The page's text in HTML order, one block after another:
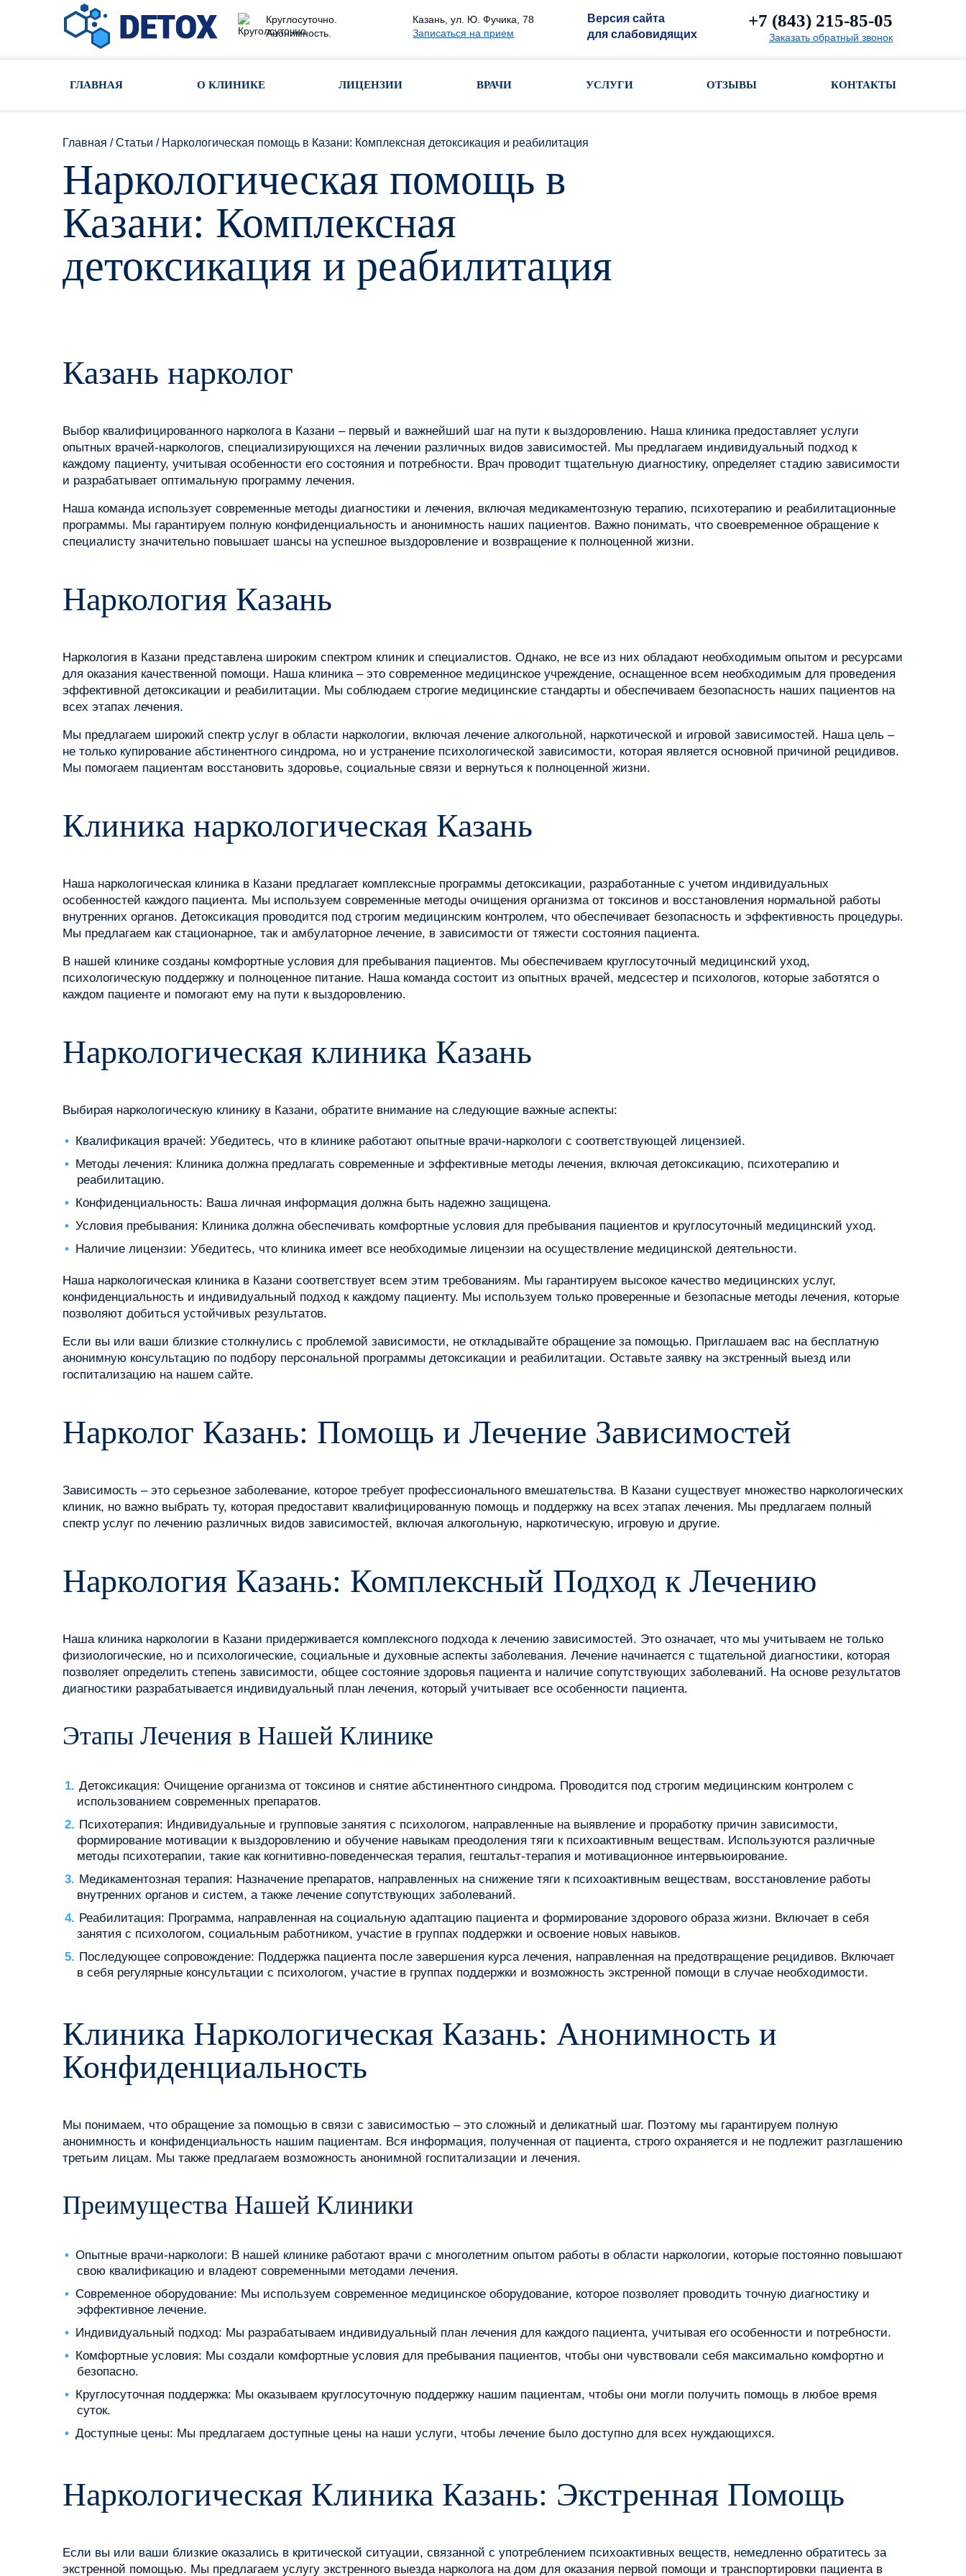
Круглосуточно.
Анонимность.
Казань, ул. Ю. Фучика, 78
Записаться на прием
Версия сайта
для слабовидящих
+7 (843) 215-85-05
Заказать обратный звонок
ГЛАВНАЯ О КЛИНИКЕ ЛИЦЕНЗИИ ВРАЧИ УСЛУГИ ОТЗЫВЫ КОНТАКТЫ
Главная /Статьи / Наркологическая помощь в Казани: Комплексная детоксикация и реабилитация
Наркологическая помощь в
Казани: Комплексная
детоксикация и реабилитация
Казань нарколог
Выбор квалифицированного нарколога в Казани – первый и важнейший шаг на пути к выздоровлению. Наша клиника предоставляет услуги
опытных врачей-наркологов, специализирующихся на лечении различных видов зависимостей. Мы предлагаем индивидуальный подход к
каждому пациенту, учитывая особенности его состояния и потребности. Врач проводит тщательную диагностику, определяет стадию зависимости
и разрабатывает оптимальную программу лечения.
Наша команда использует современные методы диагностики и лечения, включая медикаментозную терапию, психотерапию и реабилитационные
программы. Мы гарантируем полную конфиденциальность и анонимность наших пациентов. Важно понимать, что своевременное обращение к
специалисту значительно повышает шансы на успешное выздоровление и возвращение к полноценной жизни.
Наркология Казань
Наркология в Казани представлена широким спектром клиник и специалистов. Однако, не все из них обладают необходимым опытом и ресурсами
для оказания качественной помощи. Наша клиника – это современное медицинское учреждение, оснащенное всем необходимым для проведения
эффективной детоксикации и реабилитации. Мы соблюдаем строгие медицинские стандарты и обеспечиваем безопасность наших пациентов на
всех этапах лечения.
Мы предлагаем широкий спектр услуг в области наркологии, включая лечение алкогольной, наркотической и игровой зависимостей. Наша цель –
не только купирование абстинентного синдрома, но и устранение психологической зависимости, которая является основной причиной рецидивов.
Мы помогаем пациентам восстановить здоровье, социальные связи и вернуться к полноценной жизни.
Клиника наркологическая Казань
Наша наркологическая клиника в Казани предлагает комплексные программы детоксикации, разработанные с учетом индивидуальных
особенностей каждого пациента. Мы используем современные методы очищения организма от токсинов и восстановления нормальной работы
внутренних органов. Детоксикация проводится под строгим медицинским контролем, что обеспечивает безопасность и эффективность процедуры.
Мы предлагаем как стационарное, так и амбулаторное лечение, в зависимости от тяжести состояния пациента.
В нашей клинике созданы комфортные условия для пребывания пациентов. Мы обеспечиваем круглосуточный медицинский уход,
психологическую поддержку и полноценное питание. Наша команда состоит из опытных врачей, медсестер и психологов, которые заботятся о
каждом пациенте и помогают ему на пути к выздоровлению.
Наркологическая клиника Казань
Выбирая наркологическую клинику в Казани, обратите внимание на следующие важные аспекты:
Квалификация врачей: Убедитесь, что в клинике работают опытные врачи-наркологи с соответствующей лицензией.
Методы лечения: Клиника должна предлагать современные и эффективные методы лечения, включая детоксикацию, психотерапию и
реабилитацию.
Конфиденциальность: Ваша личная информация должна быть надежно защищена.
Условия пребывания: Клиника должна обеспечивать комфортные условия для пребывания пациентов и круглосуточный медицинский уход.
Наличие лицензии: Убедитесь, что клиника имеет все необходимые лицензии на осуществление медицинской деятельности.
Наша наркологическая клиника в Казани соответствует всем этим требованиям. Мы гарантируем высокое качество медицинских услуг,
конфиденциальность и индивидуальный подход к каждому пациенту. Мы используем только проверенные и безопасные методы лечения, которые
позволяют добиться устойчивых результатов.
Если вы или ваши близкие столкнулись с проблемой зависимости, не откладывайте обращение за помощью. Приглашаем вас на бесплатную
анонимную консультацию по подбору персональной программы детоксикации и реабилитации. Оставьте заявку на экстренный выезд или
госпитализацию на нашем сайте.
Нарколог Казань: Помощь и Лечение Зависимостей
Зависимость – это серьезное заболевание, которое требует профессионального вмешательства. В Казани существует множество наркологических
клиник, но важно выбрать ту, которая предоставит квалифицированную помощь и поддержку на всех этапах лечения. Мы предлагаем полный
спектр услуг по лечению различных видов зависимостей, включая алкогольную, наркотическую, игровую и другие.
Наркология Казань: Комплексный Подход к Лечению
Наша клиника наркологии в Казани придерживается комплексного подхода к лечению зависимостей. Это означает, что мы учитываем не только
физиологические, но и психологические, социальные и духовные аспекты заболевания. Лечение начинается с тщательной диагностики, которая
позволяет определить степень зависимости, общее состояние здоровья пациента и наличие сопутствующих заболеваний. На основе результатов
диагностики разрабатывается индивидуальный план лечения, который учитывает все особенности пациента.
Этапы Лечения в Нашей Клинике
Детоксикация: Очищение организма от токсинов и снятие абстинентного синдрома. Проводится под строгим медицинским контролем с
использованием современных препаратов.
Психотерапия: Индивидуальные и групповые занятия с психологом, направленные на выявление и проработку причин зависимости,
формирование мотивации к выздоровлению и обучение навыкам преодоления тяги к психоактивным веществам. Используются различные
методы психотерапии, такие как когнитивно-поведенческая терапия, гештальт-терапия и мотивационное интервьюирование.
Медикаментозная терапия: Назначение препаратов, направленных на снижение тяги к психоактивным веществам, восстановление работы
внутренних органов и систем, а также лечение сопутствующих заболеваний.
Реабилитация: Программа, направленная на социальную адаптацию пациента и формирование здорового образа жизни. Включает в себя
занятия с психологом, социальным работником, участие в группах поддержки и освоение новых навыков.
Последующее сопровождение: Поддержка пациента после завершения курса лечения, направленная на предотвращение рецидивов. Включает
в себя регулярные консультации с психологом, участие в группах поддержки и возможность экстренной помощи в случае необходимости.
Клиника Наркологическая Казань: Анонимность и
Конфиденциальность
Мы понимаем, что обращение за помощью в связи с зависимостью – это сложный и деликатный шаг. Поэтому мы гарантируем полную
анонимность и конфиденциальность нашим пациентам. Вся информация, полученная от пациента, строго охраняется и не подлежит разглашению
третьим лицам. Мы также предлагаем возможность анонимной госпитализации и лечения.
Преимущества Нашей Клиники
Опытные врачи-наркологи: В нашей клинике работают врачи с многолетним опытом работы в области наркологии, которые постоянно повышают
свою квалификацию и владеют современными методами лечения.
Современное оборудование: Мы используем современное медицинское оборудование, которое позволяет проводить точную диагностику и
эффективное лечение.
Индивидуальный подход: Мы разрабатываем индивидуальный план лечения для каждого пациента, учитывая его особенности и потребности.
Комфортные условия: Мы создали комфортные условия для пребывания пациентов, чтобы они чувствовали себя максимально комфортно и
безопасно.
Круглосуточная поддержка: Мы оказываем круглосуточную поддержку нашим пациентам, чтобы они могли получить помощь в любое время
суток.
Доступные цены: Мы предлагаем доступные цены на наши услуги, чтобы лечение было доступно для всех нуждающихся.
Наркологическая Клиника Казань: Экстренная Помощь
Если вы или ваши близкие оказались в критической ситуации, связанной с употреблением психоактивных веществ, немедленно обратитесь за
экстренной помощью. Мы предлагаем услугу экстренного выезда нарколога на дом для оказания первой помощи и транспортировки пациента в